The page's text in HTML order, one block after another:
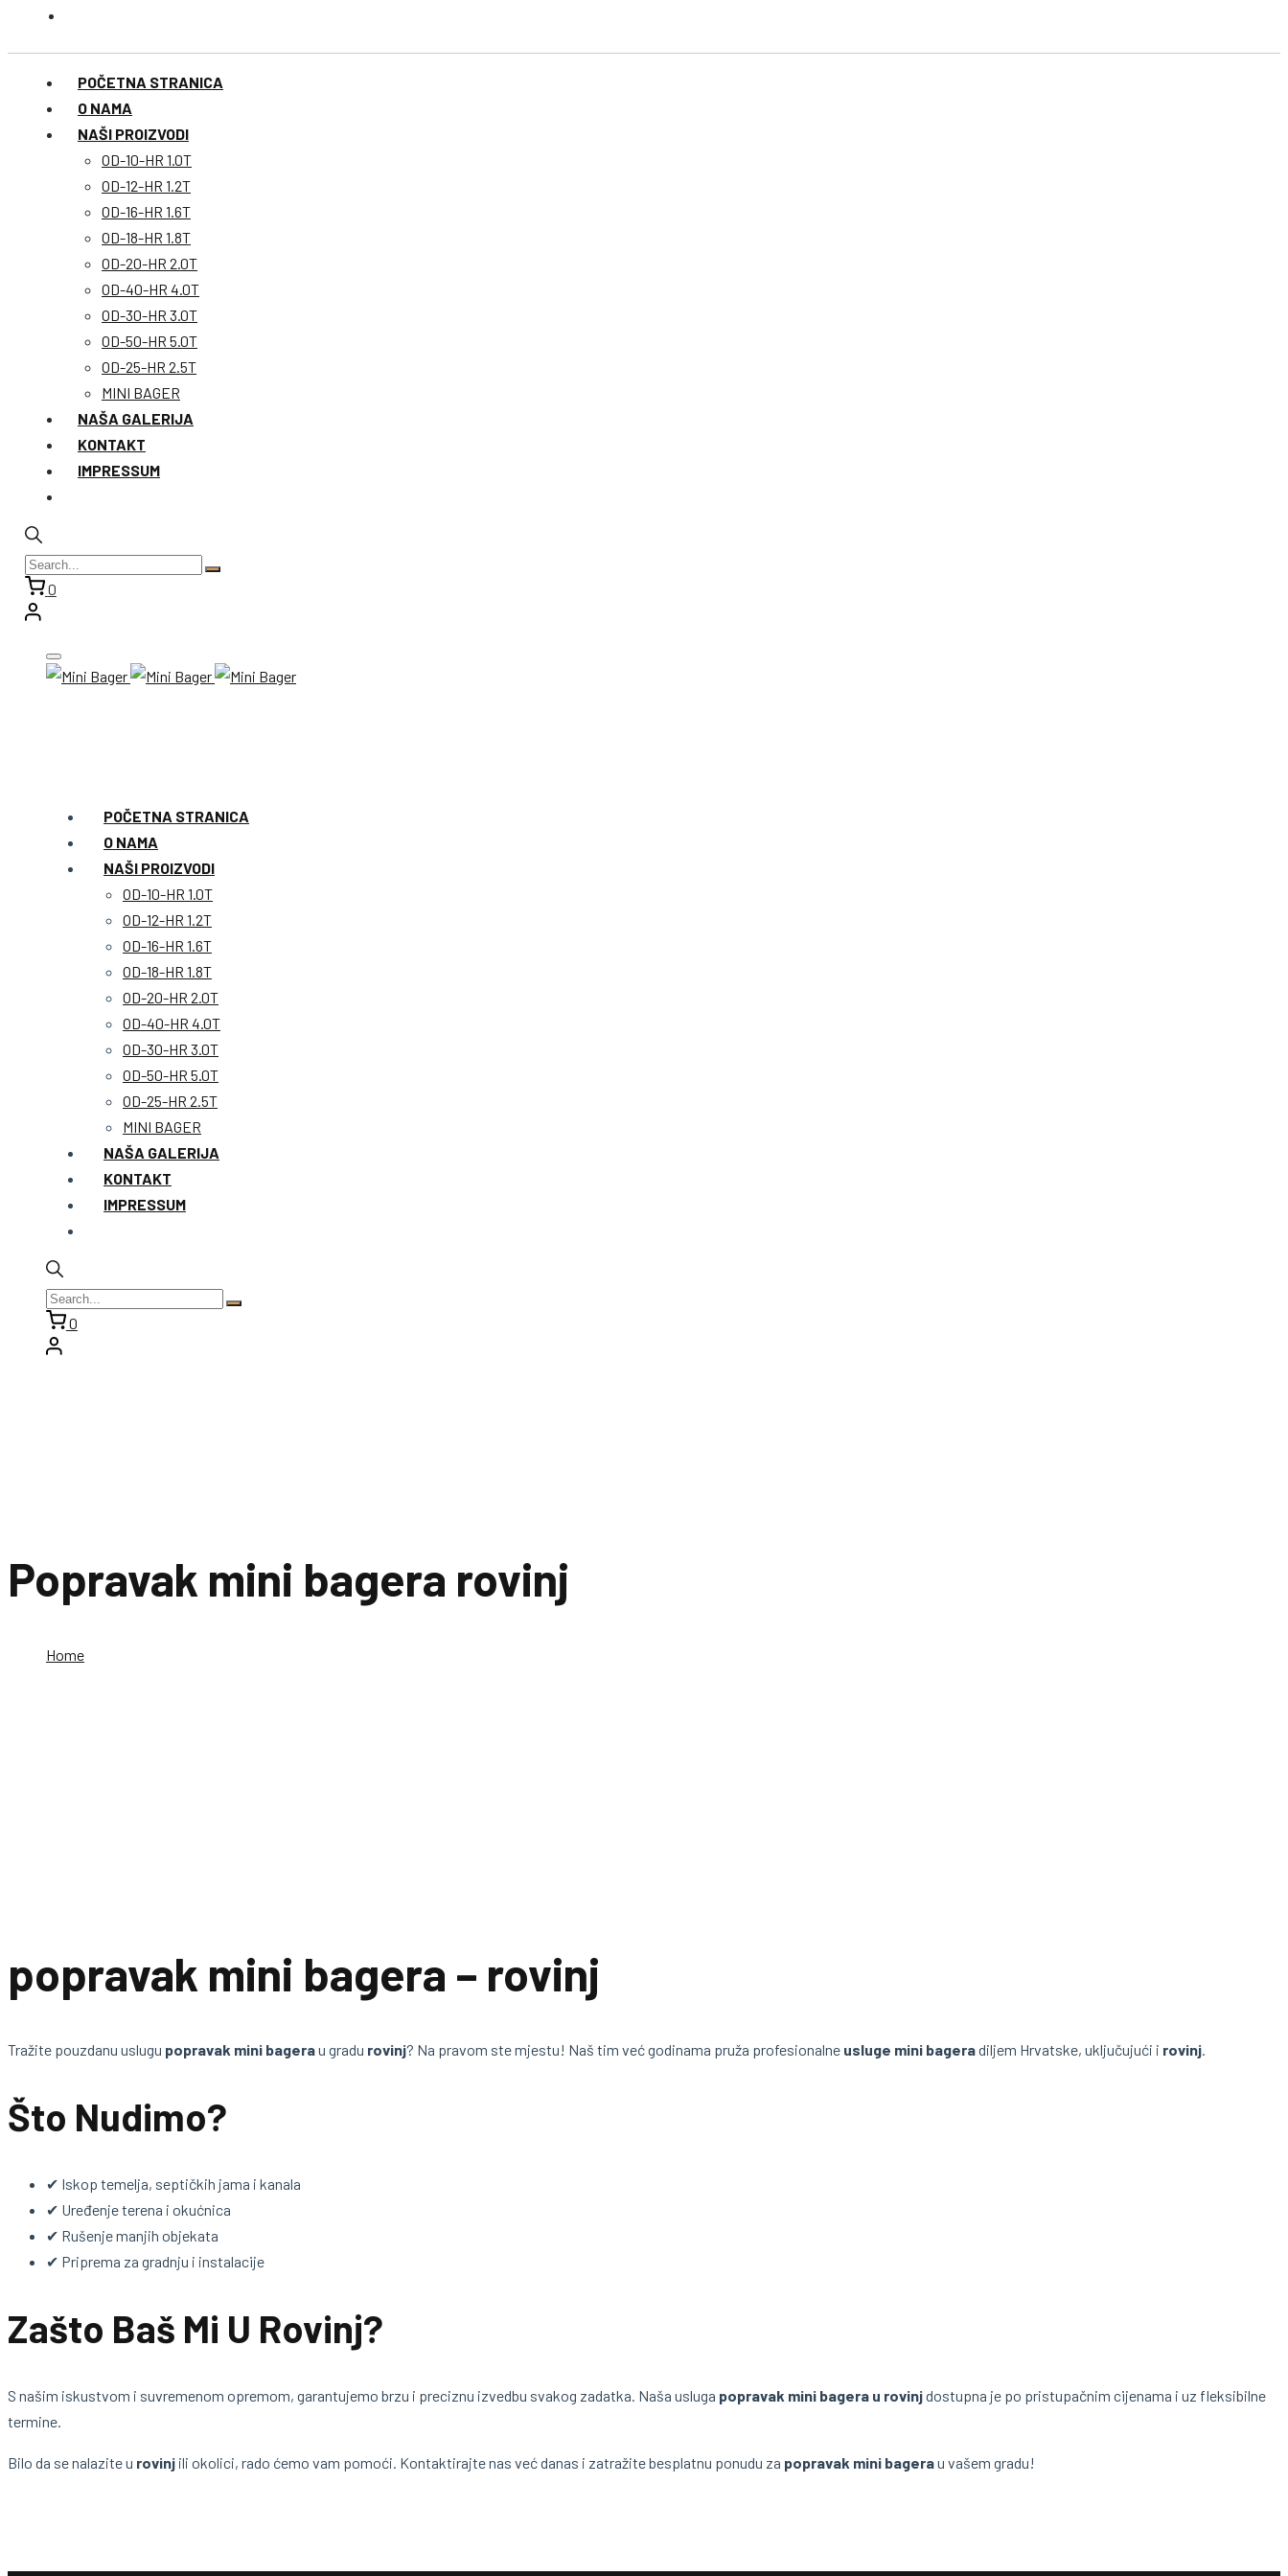
POČETNA STRANICA
O NAMA
NAŠI PROIZVODI
OD-10-HR 1.0T
OD-12-HR 1.2T
OD-16-HR 1.6T
OD-18-HR 1.8T
OD-20-HR 2.0T
OD-40-HR 4.0T
OD-30-HR 3.0T
OD-50-HR 5.0T
OD-25-HR 2.5T
MINI BAGER
NAŠA GALERIJA
KONTAKT
IMPRESSUM
0
POČETNA STRANICA
O NAMA
NAŠI PROIZVODI
OD-10-HR 1.0T
OD-12-HR 1.2T
OD-16-HR 1.6T
OD-18-HR 1.8T
OD-20-HR 2.0T
OD-40-HR 4.0T
OD-30-HR 3.0T
OD-50-HR 5.0T
OD-25-HR 2.5T
MINI BAGER
NAŠA GALERIJA
KONTAKT
IMPRESSUM
0
Popravak mini bagera rovinj
Home
popravak mini bagera – rovinj
Tražite pouzdanu uslugu popravak mini bagerau gradu rovinj? Na pravom ste mjestu! Naš tim već godinama pruža profesionalne usluge mini bageradiljem Hrvatske, uključujući i rovinj
Što Nudimo?
✔ Iskop temelja, septičkih jama i kanala
✔ Uređenje terena i okućnica
✔ Rušenje manjih objekata
✔ Priprema za gradnju i instalacije
Zašto Baš Mi U Rovinj?
S našim iskustvom i suvremenom opremom, garantujemo brzu i preciznu izvedbu svakog zadatka. Naša usluga popravak mini bagera u rovinjdostupna je po pristupačnim cijenama i uz fleksibilne
termine.
Bilo da se nalazite u rovinj ili okolici, rado ćemo vam pomoći. Kontaktirajte nas već danas i zatražite besplatnu ponudu za popravak mini bagerau vašem gradu!